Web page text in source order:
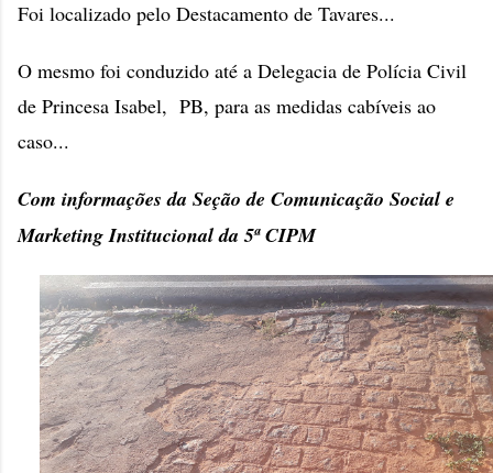
Foi localizado pelo Destacamento de Tavares...
O mesmo foi conduzido até a Delegacia de Polícia Civil
de Princesa Isabel, PB, para as medidas cabíveis ao
caso...
Com informações da Seção de Comunicação Social e
Marketing Institucional da 5ª CIPM